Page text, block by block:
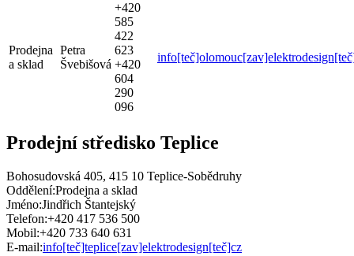
Prodejna
a sklad
Petra
Švebišová
+420
585
422
623
+420
604
290
096
Prodejní středisko Teplice
Bohosudovská 405, 415 10 Teplice-Sobědruhy
Oddělení:Prodejna a sklad
Jméno:Jindřich Štantejský
Telefon:+420 417 536 500
Mobil:+420 733 640 631
E-mail:info[teč]teplice[zav]elektrodesign[teč]cz